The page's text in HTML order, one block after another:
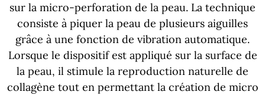
sur la micro-perforation de la peau. La technique
consiste à piquer la peau de plusieurs aiguilles
grâce à une fonction de vibration automatique.
Lorsque le dispositif est appliqué sur la surface de
la peau, il stimule la reproduction naturelle de
collagène tout en permettant la création de micro